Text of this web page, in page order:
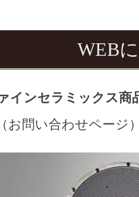
WEB
インセラミックス
お問い合わせページ